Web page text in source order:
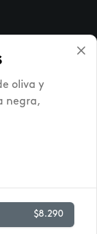
oliva y
negra,
$8.290